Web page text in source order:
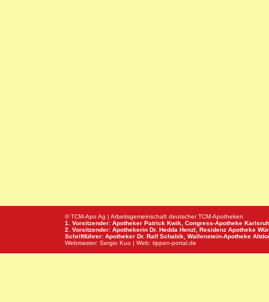
© TCM-Apo Ag | Arbeitsgemeinschaft deutscher TCM-Apotheken
1. Vorsitzender: Apotheker Patrick Kwik, Congress-Apotheke
2. Vorsitzender: Apothekerin Dr. Hedda Henzl, Residenz Apotheke
Schriftführer: Apotheker Dr. Ralf Schabik, Wallenstein-Apotheke
Webmaster: Sergio Kuo | Web: tippen-portal.de